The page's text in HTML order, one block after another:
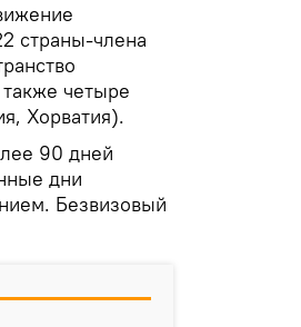
страны-члена
четыре
Хорватия).
90 дней
дни
Безвизовый